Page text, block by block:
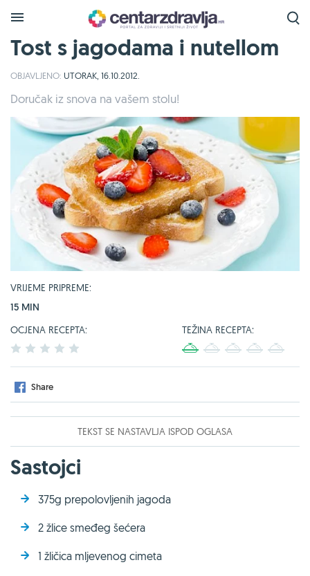
Tost s jagodama i nutellom
OBJAVLJENO: UTORAK, 16.10.2012.
Doručak iz snova na vašem stolu!
VRIJEME PRIPREME:
15 MIN
OCJENA RECEPTA:
2 3 4
TEŽINA RECEPTA:
4
Share
TEKST SE NASTAVLJA ISPOD OGLASA
Sastojci
375g prepolovljenih jagoda
2 žlice smeđeg šećera
1 žličica mljevenog cimeta